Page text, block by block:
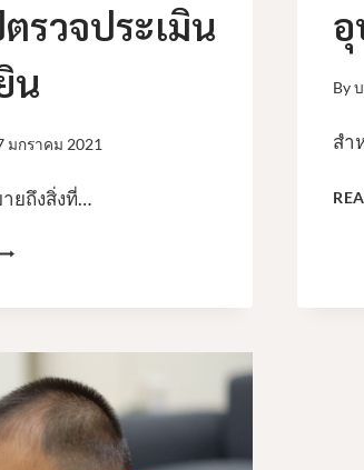
รวจประเมิน
น
มกราคม 2021
ยถึงสิ่งที่…
การเต
พา
By
สำ